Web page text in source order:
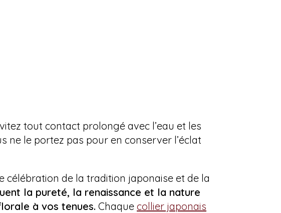
tout contact prolongé avec l’eau et les
ne le portez pas pour en conserver l’éclat
célébration de la tradition japonaise et de la
la pureté, la renaissance et la nature
à vos tenues. Chaque collier japonais